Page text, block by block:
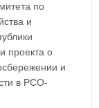
по
и
проекта о
и
в РСО-